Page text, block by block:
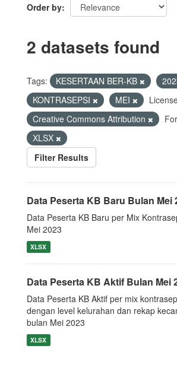
Order by
2 datasets found
Tags: KESERTAAN BER-KB
KONTRASEPSI
MEI
Creative Commons Attribution
XLSX
Filter Results
Data Peserta KB Baru Bulan Mei
Data Peserta KB Baru per Mix
Mei 2023
XLSX
Data Peserta KB Aktif Bulan Mei
Data Peserta KB Aktif per mix
dengan level kelurahan dan rekap
bulan Mei 2023
XLSX